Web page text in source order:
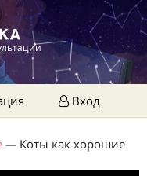
Вход
— Коты как хорошие